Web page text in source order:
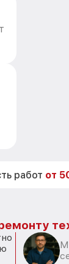
работ от